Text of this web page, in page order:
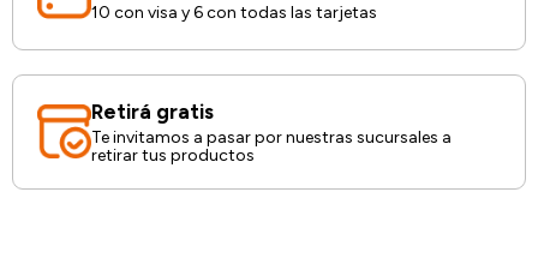
10 con visa y 6 con todas las tarjetas
Retirá gratis
Te invitamos a pasar por nuestras sucursales a
retirar tus productos